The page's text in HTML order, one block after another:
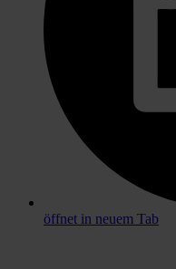
öffnet in neuem Tab